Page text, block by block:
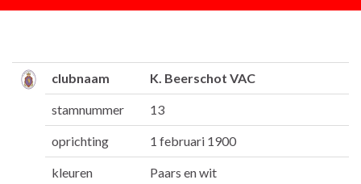
clubnaam K. Beerschot VAC
stamnummer 13
oprichting 1 februari 1900
kleuren Paars en wit